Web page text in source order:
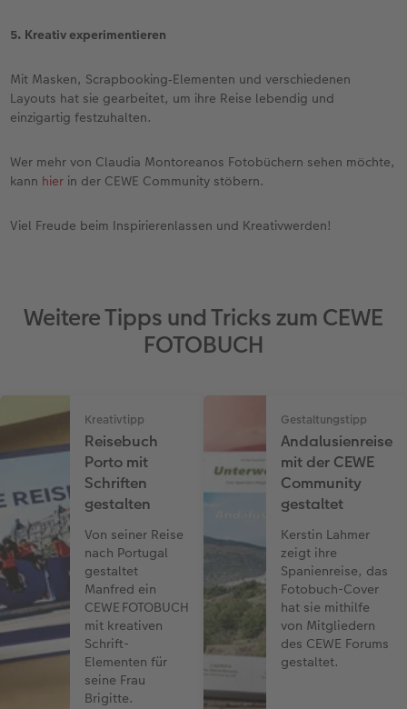
5. Kreativ experimentieren
Mit Masken, Scrapbooking‑Elementen und verschiedenen
Layouts hat sie gearbeitet, um ihre Reise lebendig und
einzigartig festzuhalten.
Wer mehr von Claudia Montoreanos Fotobüchern sehen möchte,
kann hier in der CEWE Community stöbern.
Viel Freude beim Inspirierenlassen und Kreativwerden!
Weitere Tipps und Tricks zum CEWE
FOTOBUCH
Kreativtipp
Reisebuch
Porto mit
Schriften
gestalten
Von seiner Reise
nach Portugal
gestaltet
Manfred ein
CEWE FOTOBUCH
mit kreativen
Schrift-
Elementen für
seine Frau
Brigitte.
Gestaltungstipp
Andalusienreise
mit der CEWE
Community
gestaltet
Kerstin Lahmer
zeigt ihre
Spanienreise, das
Fotobuch-Cover
hat sie mithilfe
von Mitgliedern
des CEWE Forums
gestaltet.